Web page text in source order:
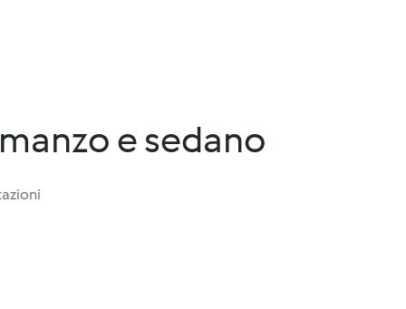
e sedano